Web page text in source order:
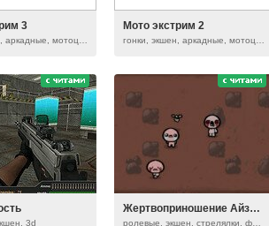
3 Мото экстрим 2
3d
Жертвоприношение Айзека: Гнев Агнца